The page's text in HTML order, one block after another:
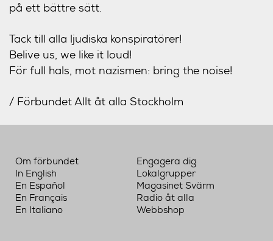
på ett bättre sätt.
Tack till alla ljudiska konspiratörer!
Belive us, we like it loud!
För full hals, mot nazismen: bring the noise!
/ Förbundet Allt åt alla Stockholm
Om förbundet
In English
En Español
En Français
En Italiano
Engagera dig
Lokalgrupper
Magasinet Svärm
Radio åt alla
Webbshop